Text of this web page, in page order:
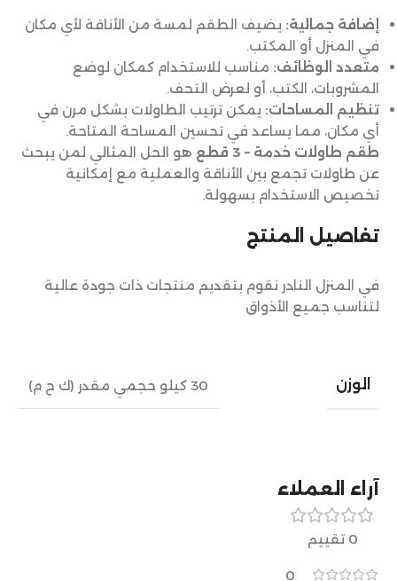
تفاصيل المنتج
في المنزل النادر نقوم بتقديم منتجات ذات جودة عالية
لتناسب جميع الأذواق
الوزن 30 كيلو حجمي مقدر (ك ح م)
إضافة جمالية: يضيف الطقم لمسة من الأناقة لأي مكان
في المنزل أو المكتب.
متعدد الوظائف: مناسب للاستخدام كمكان لوضع
المشروبات، الكتب، أو لعرض التحف.
تنظيم المساحات: يمكن ترتيب الطاولات بشكل مرن في
أي مكان، مما يساعد في تحسين المساحة المتاحة.
طقم طاولات خدمة – 3 قطع
هو الحل المثالي لمن يبحث
عن طاولات تجمع بين الأناقة والعملية مع إمكانية
تخصيص الاستخدام بسهولة.
آراء العملاء
0 تقييم
0